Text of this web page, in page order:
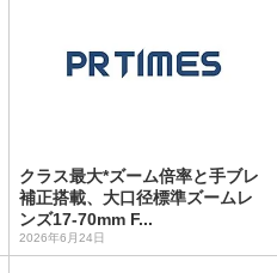
クラス最大*ズーム倍率と手ブレ
補正搭載、大口径標準ズームレ
ンズ17-70mm F...
2026年6月24日